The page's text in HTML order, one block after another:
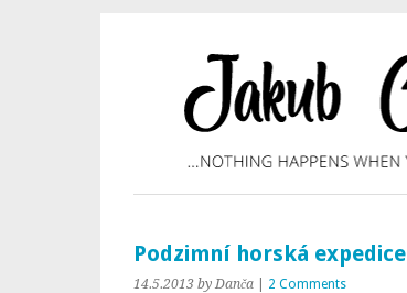
Podzimní horská expedice
14.5.2013 by Danča 2 Comments